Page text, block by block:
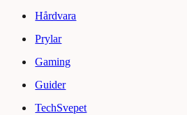
Hårdvara
Prylar
Gaming
Guider
TechSvepet